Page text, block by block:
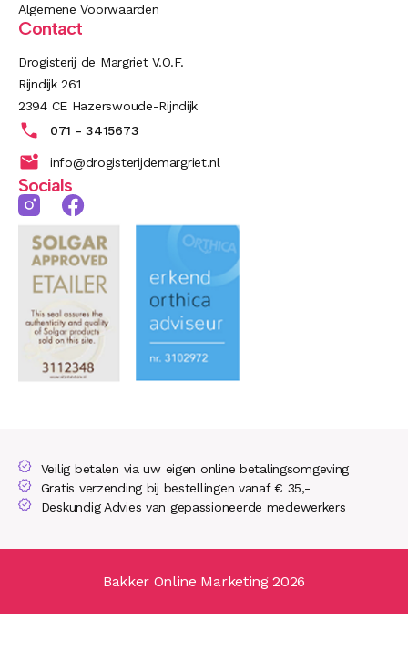
Algemene Voorwaarden
Contact
Drogisterij de Margriet V.O.F.
Rijndijk 261
2394 CE Hazerswoude-Rijndijk
071 - 3415673
info@drogisterijdemargriet.nl
Socials
Veilig betalen via uw eigen online betalingsomgeving
Gratis verzending bij bestellingen vanaf € 35,-
Deskundig Advies van gepassioneerde medewerkers
Bakker Online Marketing 2026